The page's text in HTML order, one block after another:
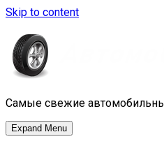
Skip to content
Самые свежие
Expand Menu